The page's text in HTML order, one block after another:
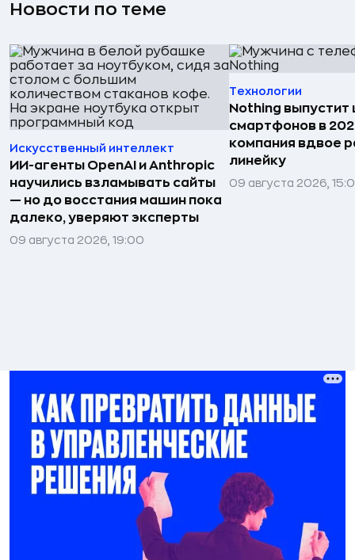
Новости по теме
Искусственный интеллект
ИИ-агенты OpenAI и Anthropic
научились взламывать сайты
— но до восстания машин пока
далеко, уверяют эксперты
09 августа 2026, 19:00
Технологии
Nothing выпустит
смартфонов в
компания вдвое
линейку
09 августа 2026,